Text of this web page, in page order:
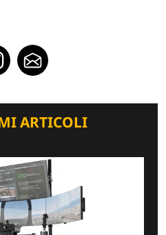
ARTICOLI